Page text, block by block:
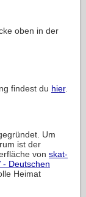
oben in der
findest du hier.
Um
ist der
von skat-
- Deutschen
Heimat